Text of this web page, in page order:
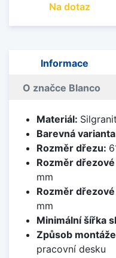
Na dotaz
Informace
O značce Blanco
Materiál:
Barevná
Rozměr dřezu:
Rozměr
mm
Rozměr
mm
Minimální šířka
Způsob
pracovní desku